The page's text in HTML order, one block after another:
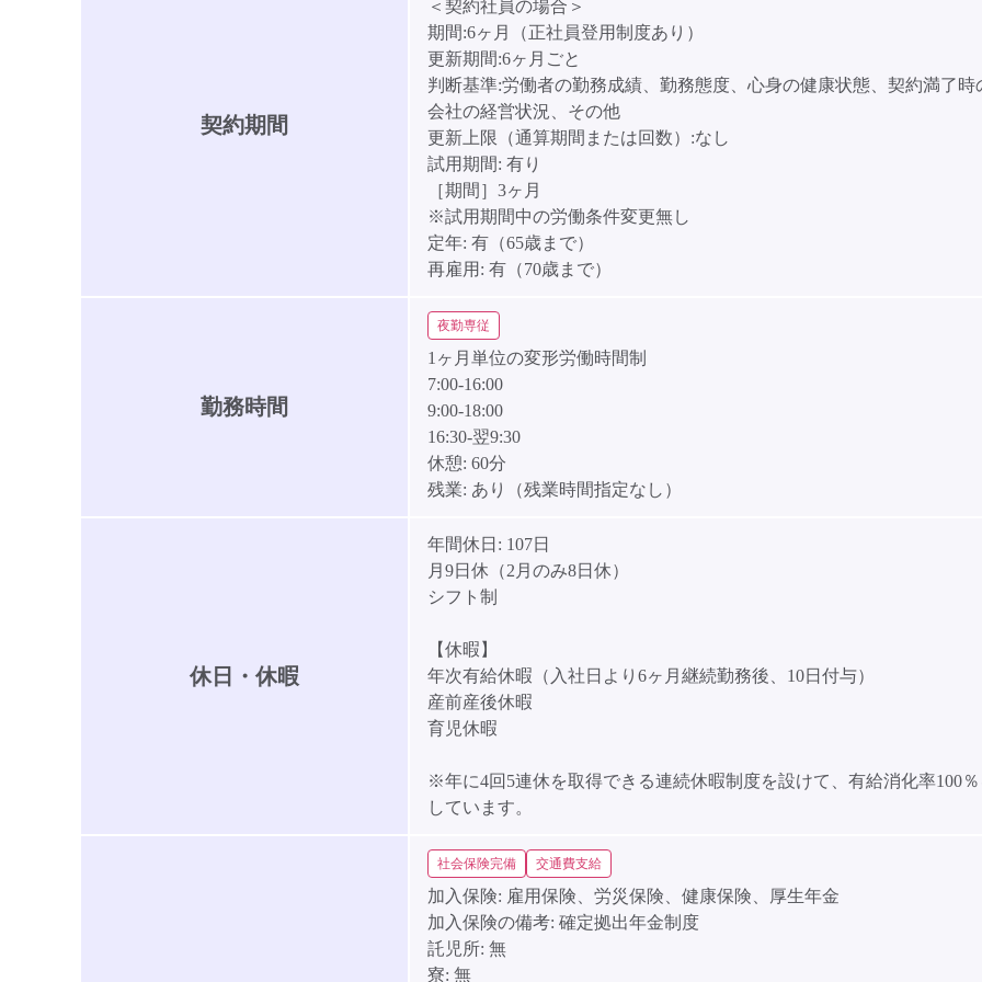
契約期間
＜契約社員の場合＞
期間:6ヶ月（正社員登用制度あり）
更新期間:6ヶ月ごと
判断基準:労働者の勤務成績、勤務態度、心身の健康状態、契約満了時
会社の経営状況、その他
更新上限（通算期間または回数）:なし
試用期間: 有り
［期間］3ヶ月
※試用期間中の労働条件変更無し
定年: 有（65歳まで）
再雇用: 有（70歳まで）
勤務時間
夜勤専従
1ヶ月単位の変形労働時間制
7:00-16:00
9:00-18:00
16:30-翌9:30
休憩: 60分
残業: あり（残業時間指定なし）
休日・休暇
年間休日: 107日
月9日休（2月のみ8日休）
シフト制
【休暇】
年次有給休暇（入社日より6ヶ月継続勤務後、10日付与）
産前産後休暇
育児休暇
※年に4回5連休を取得できる連続休暇制度を設けて、有給消化率100
しています。
社会保険完備 交通費支給
加入保険: 雇用保険、労災保険、健康保険、厚生年金
加入保険の備考: 確定拠出年金制度
託児所: 無
寮: 無